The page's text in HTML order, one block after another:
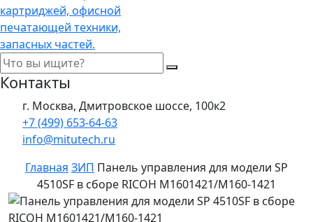
Контакты
г. Москва, Дмитровское шоссе, 100к2
+7 (499) 653-64-63
info@mitutech.ru
Главная ЗИП Панель управления для модели SP
4510SF в сборе RICOH M1601421/M160-1421